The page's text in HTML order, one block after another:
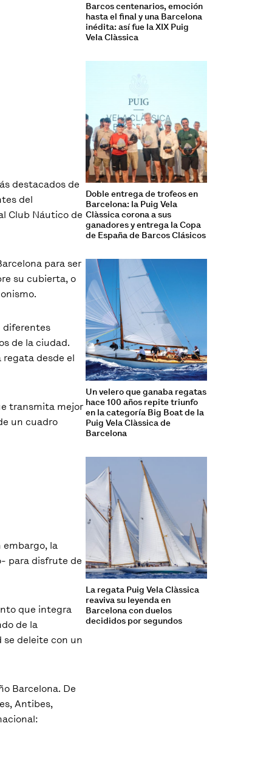
destacados de
del
Club Náutico de
para ser
su cubierta, o
diferentes
de la ciudad.
desde el
transmita mejor
un cuadro
embargo, la
para disfrute de
que integra
de la
deleite con un
Barcelona. De
Antibes,
Barcos centenarios, emoción
hasta el final y una Barcelona
inédita: así fue la XIX Puig
Vela Clàssica
Doble entrega de trofeos en
Barcelona: la Puig Vela
Clàssica corona a sus
ganadores y entrega la Copa
de España de Barcos Clásicos
Un velero que ganaba regatas
hace 100 años repite triunfo
en la categoría Big Boat de la
Puig Vela Clàssica de
Barcelona
La regata Puig Vela Clàssica
reaviva su leyenda en
Barcelona con duelos
decididos por segundos